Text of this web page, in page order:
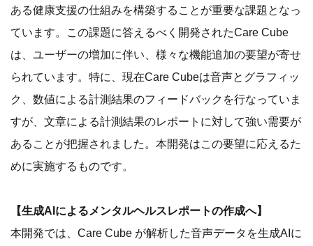
ある健康支援の仕組みを構築することが重要な課題となっ
ています。この課題に答えるべく開発されたCare Cube
は、ユーザーの増加に伴い、様々な機能追加の要望が寄せ
られています。特に、現在Care Cubeは音声とグラフィッ
ク、数値による計測結果のフィードバックを行なっていま
すが、文章による計測結果のレポートに対して強い需要が
あることが把握されました。本開発はこの要望に応えるた
めに実施するものです。
【生成AIによるメンタルヘルスレポートの作成へ】
本開発では、Care Cube が解析した音声データを生成AIに